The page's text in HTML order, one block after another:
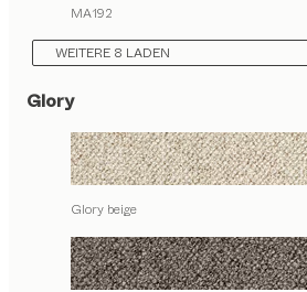
MA192
WEITERE 8 LADEN
Glory
Glory beige